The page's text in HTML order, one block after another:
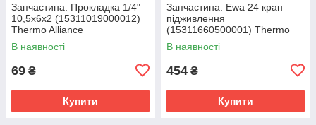
Запчастина: Прокладка 1/4"
10,5x6x2 (15311019000012)
Thermo Alliance
В наявності
69 ₴
Купити
Запчастина: Ewa 24 кран
підживлення
(15311660500001) Thermo
Alliance
В наявності
454 ₴
Купити